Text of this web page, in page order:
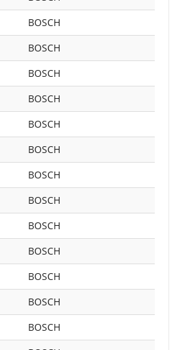
BOSCH
BOSCH
BOSCH
BOSCH
BOSCH
BOSCH
BOSCH
BOSCH
BOSCH
BOSCH
BOSCH
BOSCH
BOSCH